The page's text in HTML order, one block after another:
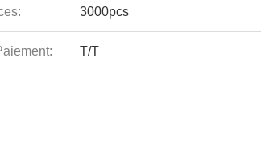
3000pcs
T/T